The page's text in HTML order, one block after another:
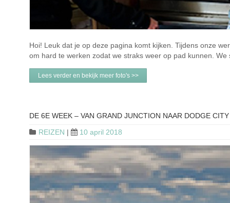
Hoi! Leuk dat je op deze pagina komt kijken. Tijdens onze
om hard te werken zodat we straks weer op pad kunnen.
Lees verder en bekijk meer foto's >>
DE 6E WEEK – VAN GRAND JUNCTION NAAR DODGE CITY
REIZEN | 10 april 2018